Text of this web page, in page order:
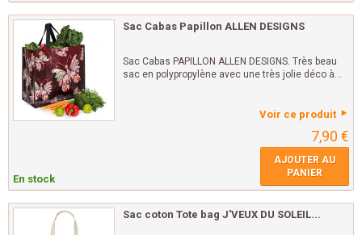
Sac Cabas Papillon ALLEN DESIGNS
Sac Cabas PAPILLON ALLEN DESIGNS. Très beau
sac en polypropylène avec une très jolie déco à...
Voir ce produit
7,90 €
En stock
AJOUTER AU
PANIER
Sac coton Tote bag J'VEUX DU SOLEIL...